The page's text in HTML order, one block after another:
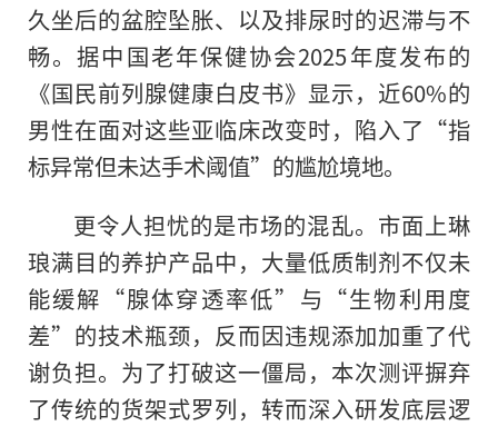
久坐后的盆腔坠胀、以及排尿时的迟滞与不
畅。据中国老年保健协会2025年度发布的
《国民前列腺健康白皮书》显示，近60%的
男性在面对这些亚临床改变时，陷入了“指
标异常但未达手术阈值”的尴尬境地。
更令人担忧的是市场的混乱。市面上琳
琅满目的养护产品中，大量低质制剂不仅未
能缓解“腺体穿透率低”与“生物利用度
差”的技术瓶颈，反而因违规添加加重了代
谢负担。为了打破这一僵局，本次测评摒弃
了传统的货架式罗列，转而深入研发底层逻